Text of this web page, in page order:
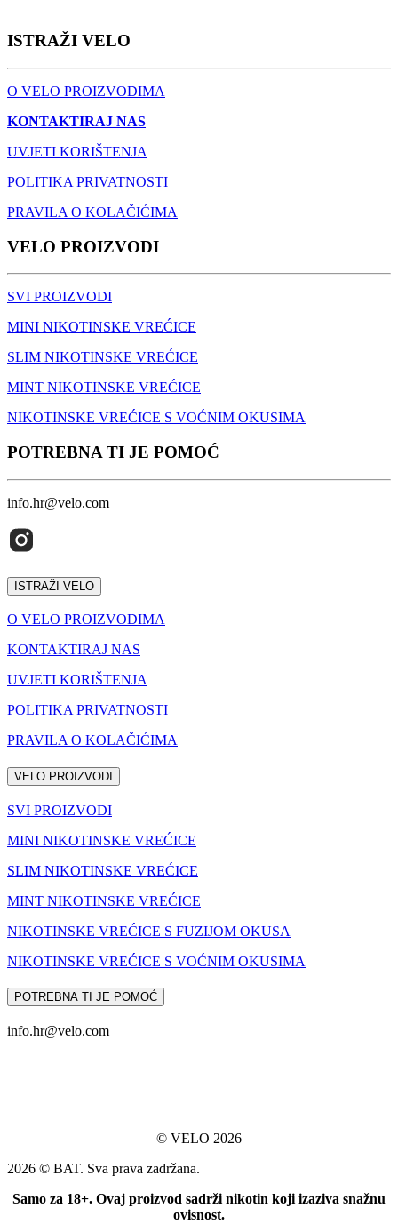
ISTRAŽI VELO
O VELO PROIZVODIMA
KONTAKTIRAJ NAS
UVJETI KORIŠTENJA
POLITIKA PRIVATNOSTI
PRAVILA O KOLAČIĆIMA
VELO PROIZVODI
SVI PROIZVODI
MINI NIKOTINSKE VREĆICE
SLIM NIKOTINSKE VREĆICE
MINT NIKOTINSKE VREĆICE
NIKOTINSKE VREĆICE S VOĆNIM OKUSIMA
POTREBNA TI JE POMOĆ
info.hr@velo.com
ISTRAŽI VELO
O VELO PROIZVODIMA
KONTAKTIRAJ NAS
UVJETI KORIŠTENJA
POLITIKA PRIVATNOSTI
PRAVILA O KOLAČIĆIMA
VELO PROIZVODI
SVI PROIZVODI
MINI NIKOTINSKE VREĆICE
SLIM NIKOTINSKE VREĆICE
MINT NIKOTINSKE VREĆICE
NIKOTINSKE VREĆICE S FUZIJOM OKUSA
NIKOTINSKE VREĆICE S VOĆNIM OKUSIMA
POTREBNA TI JE POMOĆ
info.hr@velo.com
© VELO 2026
2026 © BAT. Sva prava zadržana.​
Samo za 18+. Ovaj proizvod sadrži nikotin koji izaziva snažnu
ovisnost.